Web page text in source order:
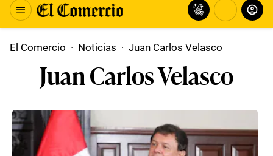
El Comercio · Noticias · Juan Carlos Velasco
Juan Carlos Velasco